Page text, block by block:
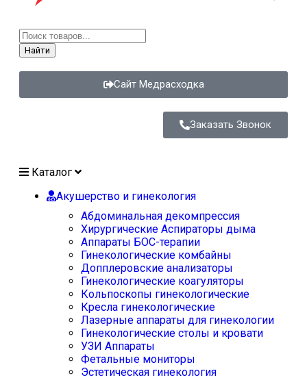
Найти
Сайт Медрасходка
Заказать Звонок
Каталог
Акушерство и гинекология
Абдоминальная декомпрессия
Хирургические Аспираторы дыма
Аппараты БОС-терапии
Гинекологические комбайны
Допплеровские анализаторы
Гинекологические коагуляторы
Кольпоскопы гинекологические
Кресла гинекологические
Лазерные аппараты для гинекологии
Гинекологические столы и кровати
УЗИ Аппараты
Фетальные мониторы
Эстетическая гинекология